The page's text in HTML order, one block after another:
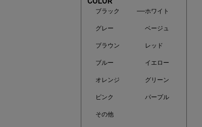
ブラック ホワイト
グレー ベージュ
ブラウン レッド
ブルー イエロー
オレンジ グリーン
ピンク パープル
その他